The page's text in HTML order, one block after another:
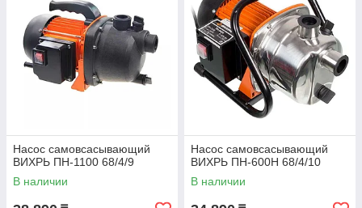
Насос самовсасывающий
ВИХРЬ ПН-1100 68/4/9
В наличии
Насос самовсасывающий
ВИХРЬ ПН-600Н 68/4/10
В наличии